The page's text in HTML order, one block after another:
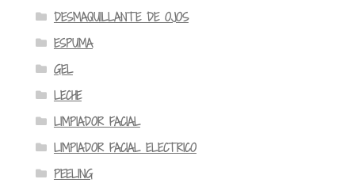
DESMAQUILLANTE DE OJOS
ESPUMA
GEL
LECHE
LIMPIADOR FACIAL
LIMPIADOR FACIAL ELECTRICO
PEELING